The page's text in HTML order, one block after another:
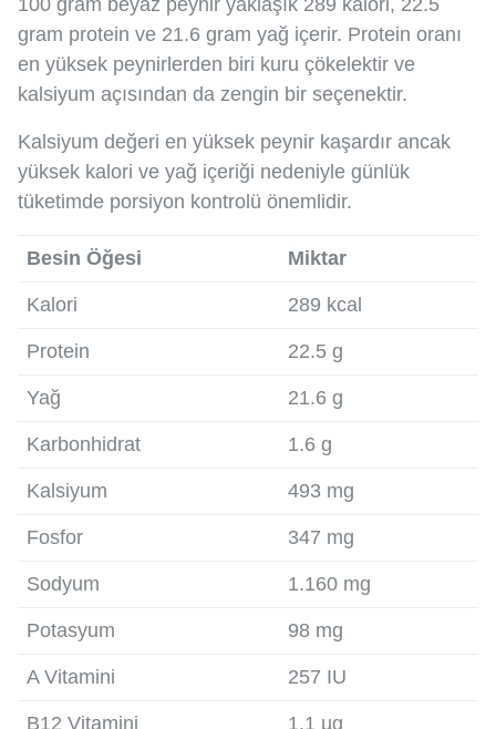
gram protein ve 21.6 gram yağ içerir. Protein oranı
en yüksek peynirlerden biri kuru çökelektir ve
kalsiyum açısından da zengin bir seçenektir.
Kalsiyum değeri en yüksek peynir kaşardır ancak
yüksek kalori ve yağ içeriği nedeniyle günlük
tüketimde porsiyon kontrolü önemlidir.
Besin Öğesi Miktar
Kalori 289 kcal
Protein 22.5 g
Yağ 21.6 g
Karbonhidrat 1.6 g
Kalsiyum 493 mg
Fosfor 347 mg
Sodyum 1.160 mg
Potasyum 98 mg
A Vitamini 257 IU
B12 Vitamini 1.1 µg